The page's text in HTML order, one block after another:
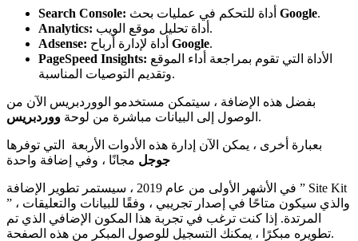
Search Console: Google.
Analytics:
أداة تحليل موقع الويب.
Adsense:
Google.
PageSpeed Insights:
وتقديم التوصيات المناسبة.
بفضل هذه الإضافة ، سيتمكن مستخدمو الووردبريس الآن من
الوصول إلى البيانات مباشرة من لوحة ووردبريس .
بعبارة أخرى ، يمكن الآن إدارة هذه الأدوات الأربعة التي توفرها
جوجل مجانًا ، وفي إضافة واحدة
في الأشهر الأولى من عام 2019 ، سيستمر تطوير الإضافة ” Site Kit
” ، والذي سيكون متاحًا في إصدار تجريبي ، وفقًا للبيانات والتعليقات
المرتدة. إذا كنت ترغب في تجربة هذا المكون الإضافي الذي تم
تطويره مبكرًا ، يمكنك التسجيل للوصول المبكر من هذه الصفحة.